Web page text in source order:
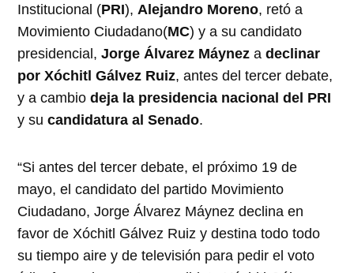
Institucional (PRI), Alejandro Moreno, retó a
Movimiento Ciudadano(MC) y a su candidato
presidencial,Jorge Álvarez Máynez adeclinar
por Xóchitl Gálvez Ruiz, antes del tercer debate,
y a cambiodeja la presidencia nacional del PRI
y sucandidatura al Senado.
“Si antes del tercer debate, el próximo 19 de
mayo, el candidato del partido Movimiento
Ciudadano, Jorge Álvarez Máynez declina en
favor de Xóchitl Gálvez Ruiz y destina todo todo
su tiempo aire y de televisión para pedir el voto